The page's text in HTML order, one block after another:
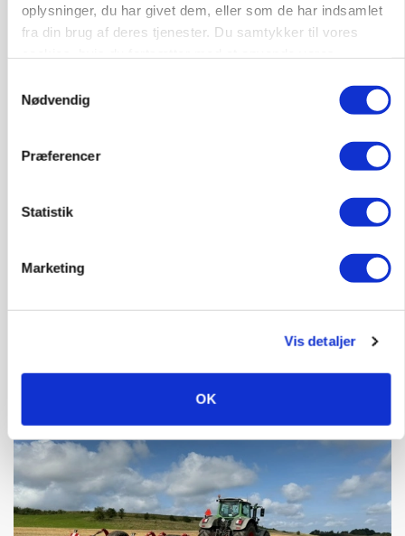
oplysninger, du har givet dem, eller som de har indsamlet
fra din brug af deres tjenester. Du samtykker til vores
Nødvendig
Præferencer
Statistik
Marketing
Vis detaljer
OK
Folketinget behandler ny gødskningslov: Sådan
kan den ændre din bedrift fra 2027
KVÆG
Snart kan man søge tilskud til naturprojekter